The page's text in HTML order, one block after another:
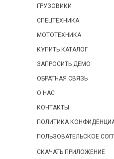
ОБРАТНАЯ СВЯЗЬ
ЗАПРОСИТЬ ДЕМО
КУПИТЬ КАТАЛОГ
СПЕЦТЕХНИКА
МОТОТЕХНИКА
ГРУЗОВИКИ
ПОЛЬЗОВАТЕЛЬСКОЕ
СКАЧАТЬ ПРИЛОЖЕНИЕ
ПОЛИТИКА
КОНТАКТЫ
О НАС